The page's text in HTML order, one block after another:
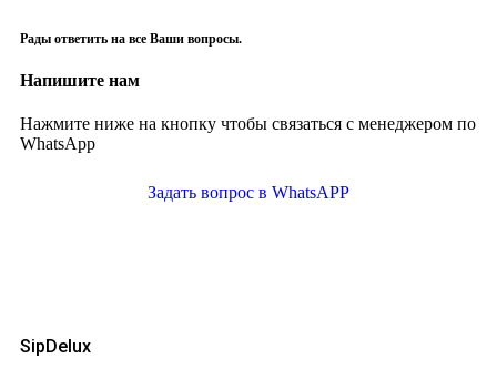
Рады ответить на все Ваши вопросы.
Напишите нам
Нажмите ниже на кнопку чтобы связаться с менеджером по
WhatsApp
Задать вопрос в WhatsAPP
SipDelux